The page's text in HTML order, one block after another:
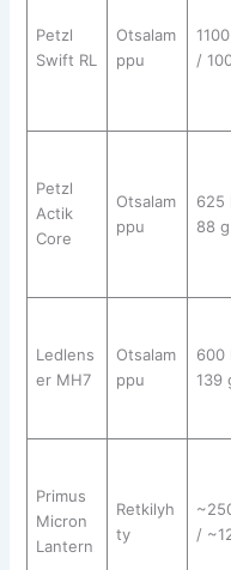
Petzl
Swift RL
Otsalam
ppu
/
Petzl
Actik
Core
Otsalam
ppu
625
88 g
Ledlens
er MH7
Otsalam
ppu
600
139
Primus
Micron
Lantern
Retkilyh
ty
/